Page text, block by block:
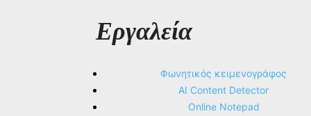
Εργαλεία
Φωνητικός κειμενογράφος
AI Content Detector
Online Notepad